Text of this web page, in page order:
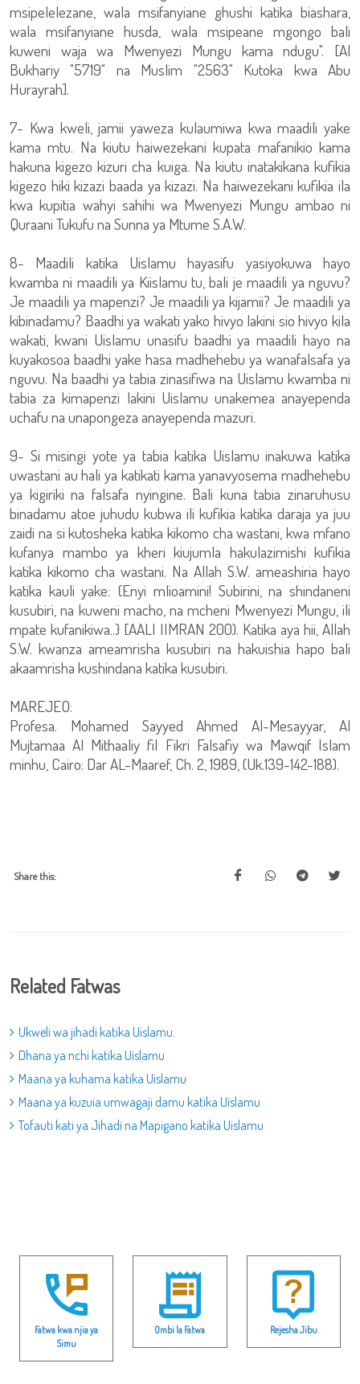
msipelelezane, wala msifanyiane ghushi katika biashara,
wala msifanyiane husda, wala msipeane mgongo bali
kuweni waja wa Mwenyezi Mungu kama ndugu". [Al
Bukhariy "5719" na Muslim "2563" Kutoka kwa Abu
Hurayrah].
7- Kwa kweli, jamii yaweza kulaumiwa kwa maadili yake
kama mtu. Na kiutu haiwezekani kupata mafanikio kama
hakuna kigezo kizuri cha kuiga. Na kiutu inatakikana kufikia
kigezo hiki kizazi baada ya kizazi. Na haiwezekani kufikia ila
kwa kupitia wahyi sahihi wa Mwenyezi Mungu ambao ni
Quraani Tukufu na Sunna ya Mtume S.A.W.
8- Maadili katika Uislamu hayasifu yasiyokuwa hayo
kwamba ni maadili ya Kiislamu tu, bali je maadili ya nguvu?
Je maadili ya mapenzi? Je maadili ya kijamii? Je maadili ya
kibinadamu? Baadhi ya wakati yako hivyo lakini sio hivyo kila
wakati, kwani Uislamu unasifu baadhi ya maadili hayo na
kuyakosoa baadhi yake hasa madhehebu ya wanafalsafa ya
nguvu. Na baadhi ya tabia zinasifiwa na Uislamu kwamba ni
tabia za kimapenzi lakini Uislamu unakemea anayependa
uchafu na unapongeza anayependa mazuri.
9- Si misingi yote ya tabia katika Uislamu inakuwa katika
uwastani au hali ya katikati kama yanavyosema madhehebu
ya kigiriki na falsafa nyingine. Bali kuna tabia zinaruhusu
binadamu atoe juhudu kubwa ili kufikia katika daraja ya juu
zaidi na si kutosheka katika kikomo cha wastani, kwa mfano
kufanya mambo ya kheri kiujumla hakulazimishi kufikia
katika kikomo cha wastani. Na Allah S.W. ameashiria hayo
katika kauli yake: {Enyi mlioamini! Subirini, na shindaneni
kusubiri, na kuweni macho, na mcheni Mwenyezi Mungu, ili
mpate kufanikiwa..} [AALI IIMRAN 200). Katika aya hii, Allah
S.W. kwanza ameamrisha kusubiri na hakuishia hapo bali
akaamrisha kushindana katika kusubiri.
MAREJEO:
Profesa. Mohamed Sayyed Ahmed Al-Mesayyar, Al
Mujtamaa Al Mithaaliy fil Fikri Falsafiy wa Mawqif Islam
minhu, Cairo: Dar AL-Maaref, Ch. 2, 1989, (Uk.139-142-188).
Share this:
Related Fatwas
Ukweli wa jihadi katika Uislamu.
Dhana ya nchi katika Uislamu
Maana ya kuhama katika Uislamu
Maana ya kuzuia umwagaji damu katika Uislamu
Tofauti kati ya Jihadi na Mapigano katika Uislamu
Fatwa kwa njia ya
Simu
Ombi la Fatwa Rejesha Jibu